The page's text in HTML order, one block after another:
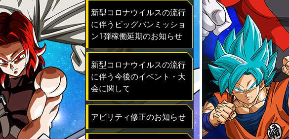
新型コロナウイルスの流行
に伴うビッグバンミッショ
ン1弾稼働延期のお知らせ
新型コロナウイルスの流行
に伴う今後のイベント・大
会に関して
アビリティ修正のお知らせ